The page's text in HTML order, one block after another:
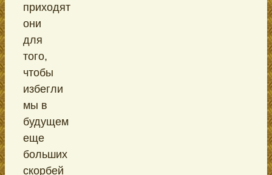
приходят
они
для
того,
чтобы
избегли
мы в
будущем
еще
больших
скорбей